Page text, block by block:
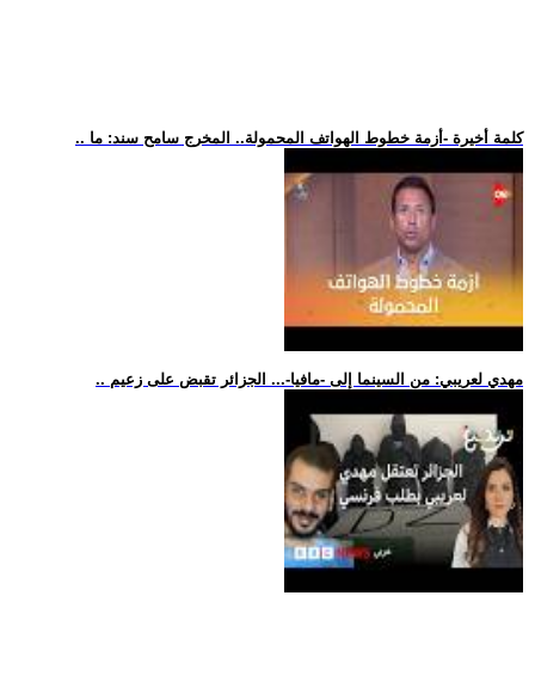
.. كلمة أخيرة -أزمة خطوط الهواتف المحمولة.. المخرج سامح سند: ما
.. مهدي لعريبي: من السينما إلى -مافيا-... الجزائر تقبض على زعيم